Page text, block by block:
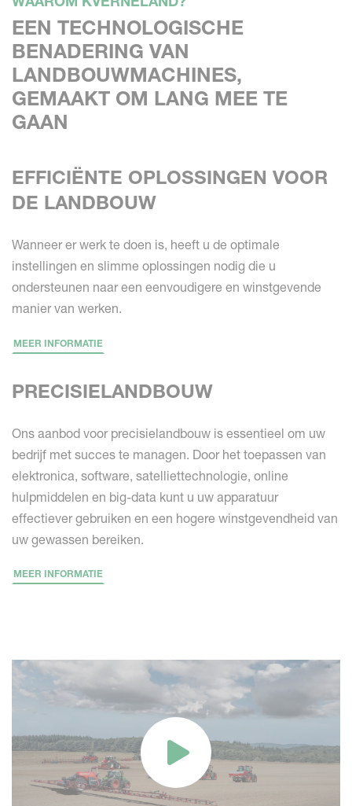
EEN TECHNOLOGISCHE
BENADERING VAN
LANDBOUWMACHINES,
GEMAAKT OM LANG MEE TE
GAAN
EFFICIËNTE OPLOSSINGEN VOOR
DE LANDBOUW
Wanneer er werk te doen is, heeft u de optimale
instellingen en slimme oplossingen nodig die u
ondersteunen naar een eenvoudigere en winstgevende
manier van werken.
MEER INFORMATIE
PRECISIELANDBOUW
Ons aanbod voor precisielandbouw is essentieel om uw
bedrijf met succes te managen. Door het toepassen van
elektronica, software, satelliettechnologie, online
hulpmiddelen en big-data kunt u uw apparatuur
effectiever gebruiken en een hogere winstgevendheid van
uw gewassen bereiken.
MEER INFORMATIE